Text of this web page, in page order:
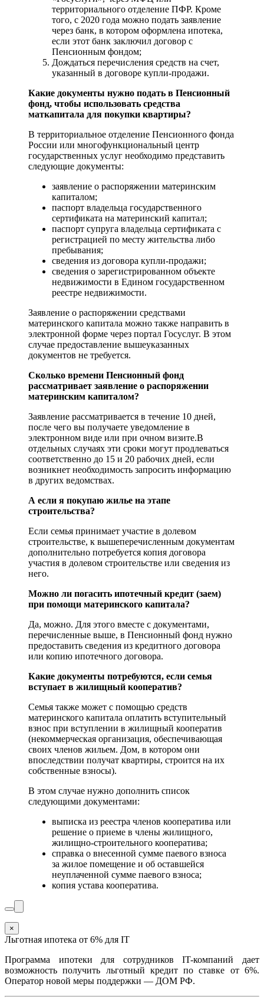
территориального отделение ПФР. Кроме
того, с 2020 года можно подать заявление
через банк, в котором оформлена ипотека,
если этот банк заключил договор с
Пенсионным фондом;
Дождаться перечисления средств на счет,
указанный в договоре купли-продажи.
Какие документы нужно подать в Пенсионный
фонд, чтобы использовать средства
маткапитала для покупки квартиры?
В территориальное отделение Пенсионного фонда
России или многофункциональный центр
государственных услуг необходимо представить
следующие документы:
заявление о распоряжении материнским
капиталом;
паспорт владельца государственного
сертификата на материнский капитал;
паспорт супруга владельца сертификата с
регистрацией по месту жительства либо
пребывания;
сведения из договора купли-продажи;
сведения о зарегистрированном объекте
недвижимости в Едином государственном
реестре недвижимости.
Заявление о распоряжении средствами
материнского капитала можно также направить в
электронной форме через портал Госуслуг. В этом
случае предоставление вышеуказанных
документов не требуется.
Сколько времени Пенсионный фонд
рассматривает заявление о распоряжении
материнским капиталом?
Заявление рассматривается в течение 10 дней,
после чего вы получаете уведомление в
электронном виде или при очном визите.В
отдельных случаях эти сроки могут продлеваться
соответственно до 15 и 20 рабочих дней, если
возникнет необходимость запросить информацию
в других ведомствах.
А если я покупаю жилье на этапе
строительства?
Если семья принимает участие в долевом
строительстве, к вышеперечисленным документам
дополнительно потребуется копия договора
участия в долевом строительстве или сведения из
него.
Можно ли погасить ипотечный кредит (заем)
при помощи материнского капитала?
Да, можно. Для этого вместе с документами,
перечисленные выше, в Пенсионный фонд нужно
предоставить сведения из кредитного договора
или копию ипотечного договора.
Какие документы потребуются, если семья
вступает в жилищный кооператив?
Семья также может с помощью средств
материнского капитала оплатить вступительный
взнос при вступлении в жилищный кооператив
(некоммерческая организация, обеспечивающая
своих членов жильем. Дом, в котором они
впоследствии получат квартиры, строится на их
собственные взносы).
В этом случае нужно дополнить список
следующими документами:
выписка из реестра членов кооператива или
решение о приеме в члены жилищного,
жилищно-строительного кооператива;
справка о внесенной сумме паевого взноса
за жилое помещение и об оставшейся
неуплаченной сумме паевого взноса;
копия устава кооператива.
×
Льготная ипотека от 6% для IT
Программа ипотеки для сотрудников IT-компаний дает
возможность получить льготный кредит по ставке от 6%.
Оператор новой меры поддержки — ДОМ РФ.